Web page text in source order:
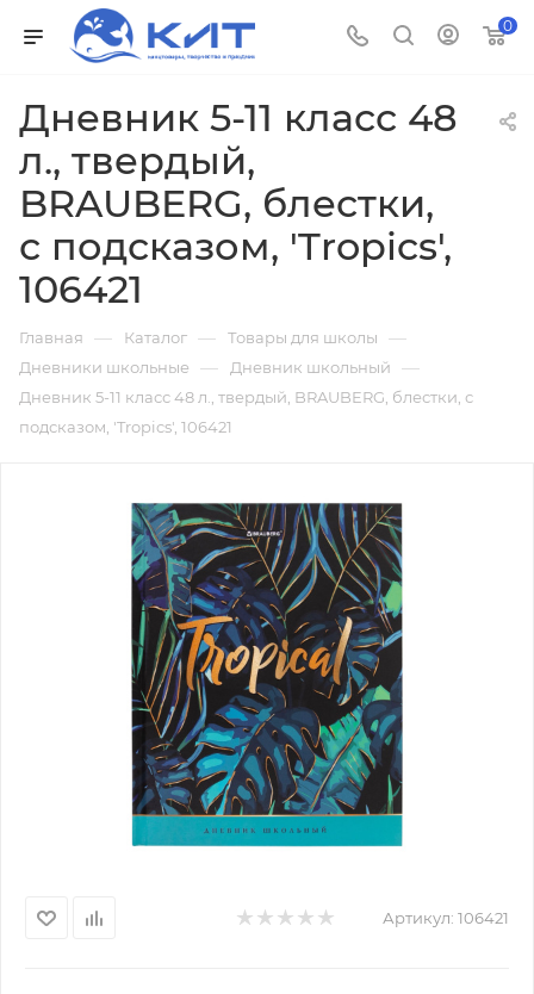
0
Дневник 5-11 класс 48
л., твердый,
BRAUBERG, блестки,
с подсказом, 'Tropics',
106421
Главная — Каталог — Товары для школы —
Дневники школьные — Дневник школьный —
Дневник 5-11 класс 48 л., твердый, BRAUBERG, блестки, с
подсказом, 'Tropics', 106421
Артикул: 106421